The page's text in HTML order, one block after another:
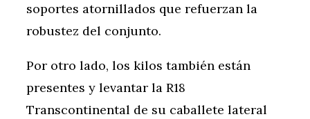
soportes atornillados que refuerzan la
robustez del conjunto.
Por otro lado, los kilos también están
presentes y levantar la R18
Transcontinental de su caballete lateral